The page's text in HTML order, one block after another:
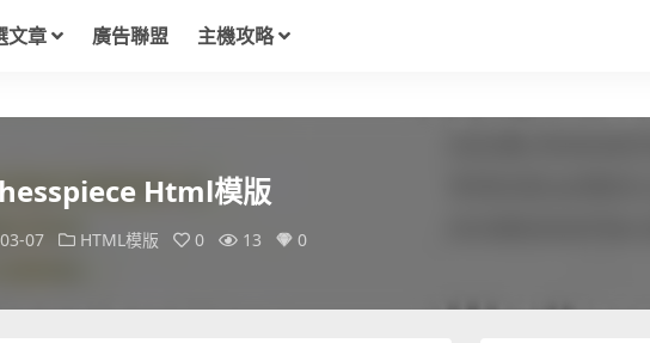
文章 廣告聯盟 主機攻略
Html模版
07 HTML模版 0 13 0